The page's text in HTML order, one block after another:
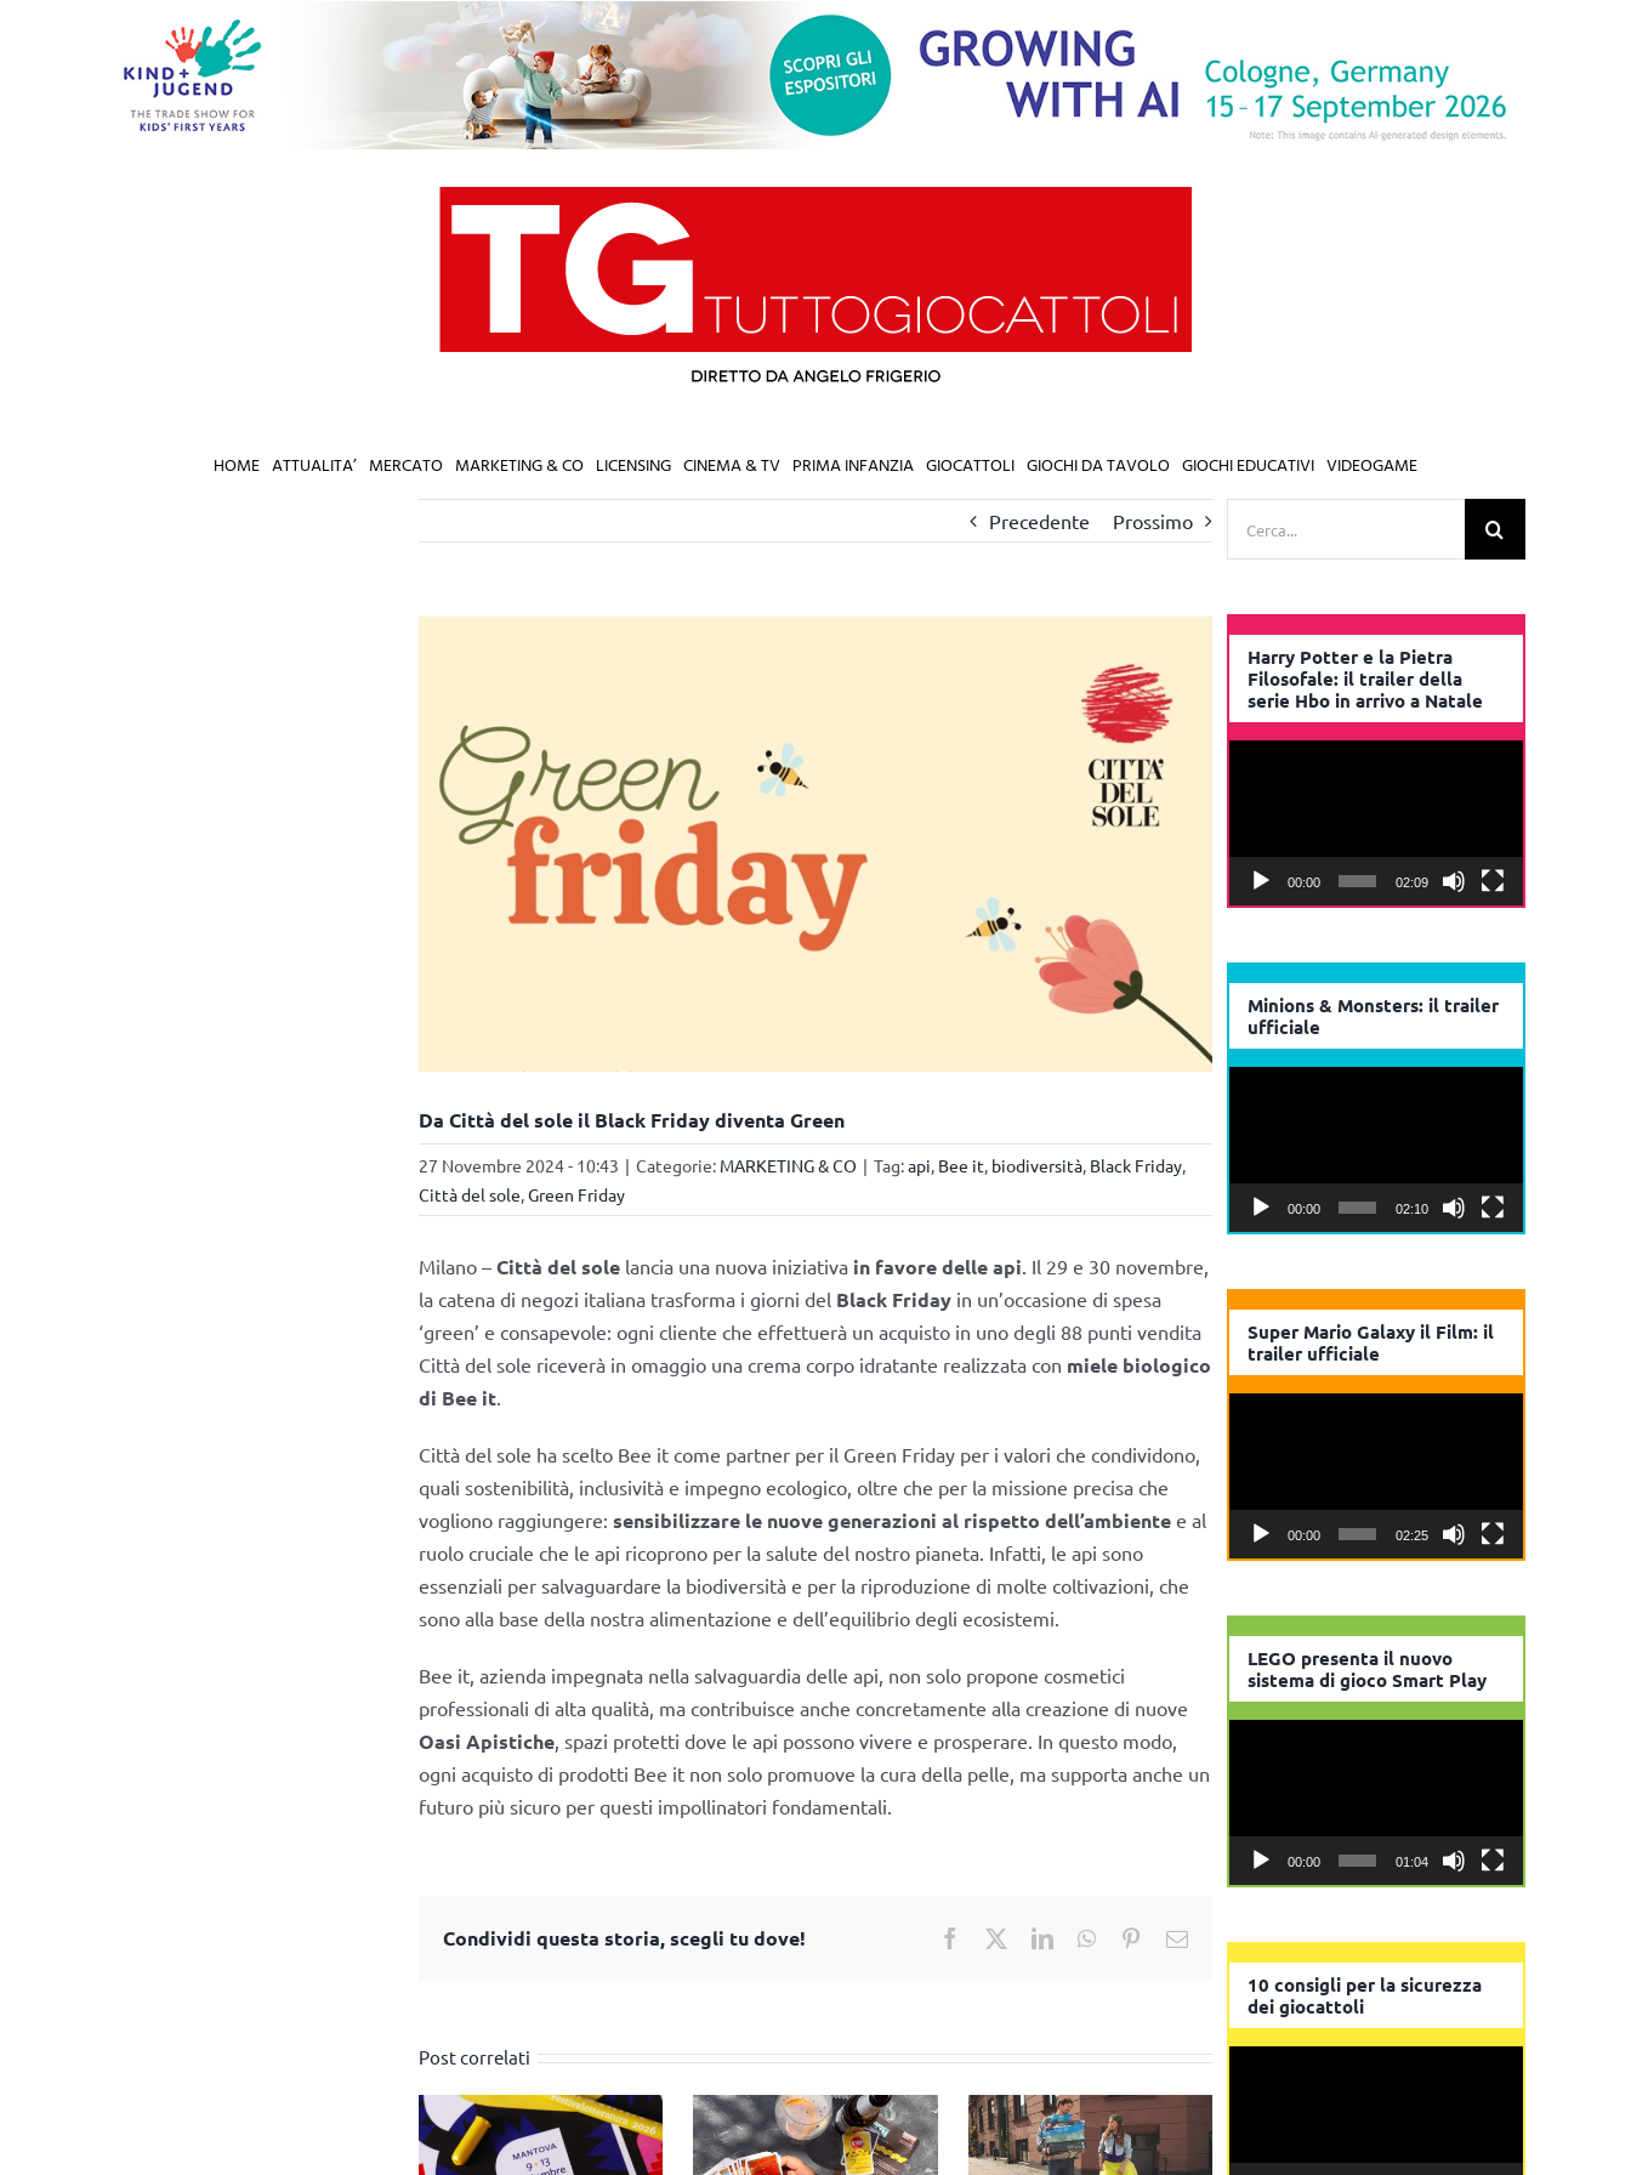
HOME ATTUALITA’ MERCATO MARKETING & CO LICENSING CINEMA & TV PRIMA INFANZIA GIOCATTOLI GIOCHI DA TAVOLO GIOCHI EDUCATIVI VIDEOGAME
Precedente Prossimo
Da Città del sole il Black Friday diventa Green
27 Novembre 2024 - 10:43 | Categorie: MARKETING & CO | Tag:api, Bee it, biodiversità, Black Friday,
Città del sole,Green Friday
Milano – Città del solelancia una nuova iniziativa in favore delle api . Il 29 e 30 novembre,
la catena di negozi italiana trasforma i giorni del Black Fridayin un’occasione di spesa
‘green’ e consapevole: ogni cliente che effettuerà un acquisto in uno degli 88 punti vendita
Città del sole riceverà in omaggio una crema corpo idratante realizzata con miele biologico
di Bee it.
Città del sole ha scelto Bee it come partner per il Green Friday per i valori che condividono,
quali sostenibilità, inclusività e impegno ecologico, oltre che per la missione precisa che
vogliono raggiungere: sensibilizzare le nuove generazioni al rispetto dell’ambientee al
ruolo cruciale che le api ricoprono per la salute del nostro pianeta. Infatti, le api sono
essenziali per salvaguardare la biodiversità e per la riproduzione di molte coltivazioni, che
sono alla base della nostra alimentazione e dell’equilibrio degli ecosistemi.
Bee it, azienda impegnata nella salvaguardia delle api, non solo propone cosmetici
professionali di alta qualità, ma contribuisce anche concretamente alla creazione di nuove
Oasi Apistiche, spazi protetti dove le api possono vivere e prosperare. In questo modo,
ogni acquisto di prodotti Bee it non solo promuove la cura della pelle, ma supporta anche un
futuro più sicuro per questi impollinatori fondamentali.
Condividi questa storia, scegli tu dove! Facebook LinkedInWhatsApp
PinterestEmail
Post correlati
Harry Potter e la Pietra
Filosofale: il trailer della
serie Hbo in arrivo a Natale
00:00 02:09
Minions & Monsters: il trailer
ufficiale
00:00 02:10
Super Mario Galaxy il Film: il
trailer ufficiale
00:00 02:25
LEGO presenta il nuovo
sistema di gioco Smart Play
00:00 01:04
10 consigli per la sicurezza
dei giocattoli